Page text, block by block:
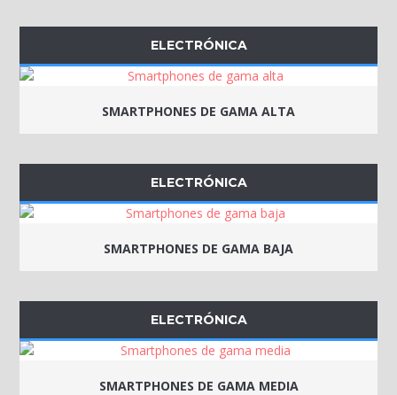
ELECTRÓNICA
SMARTPHONES DE GAMA ALTA
ELECTRÓNICA
SMARTPHONES DE GAMA BAJA
ELECTRÓNICA
SMARTPHONES DE GAMA MEDIA